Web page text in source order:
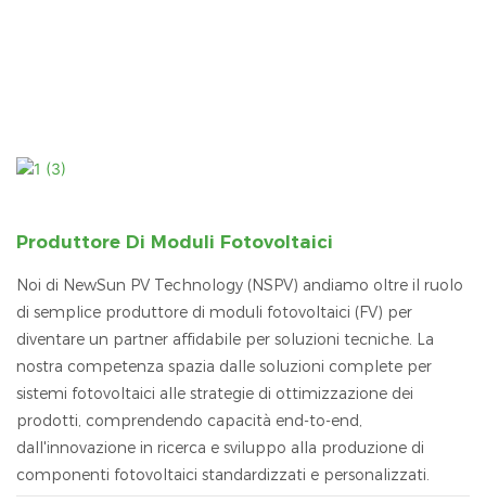
Produttore Di Moduli Fotovoltaici
Noi di NewSun PV Technology (NSPV) andiamo oltre il ruolo
di semplice produttore di moduli fotovoltaici (FV) per
diventare un partner affidabile per soluzioni tecniche. La
nostra competenza spazia dalle soluzioni complete per
sistemi fotovoltaici alle strategie di ottimizzazione dei
prodotti, comprendendo capacità end-to-end,
dall'innovazione in ricerca e sviluppo alla produzione di
componenti fotovoltaici standardizzati e personalizzati.